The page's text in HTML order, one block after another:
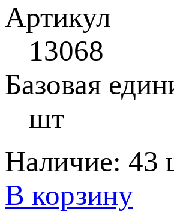
Артикул
13068
Базовая
шт
Наличие: 43
В корзину